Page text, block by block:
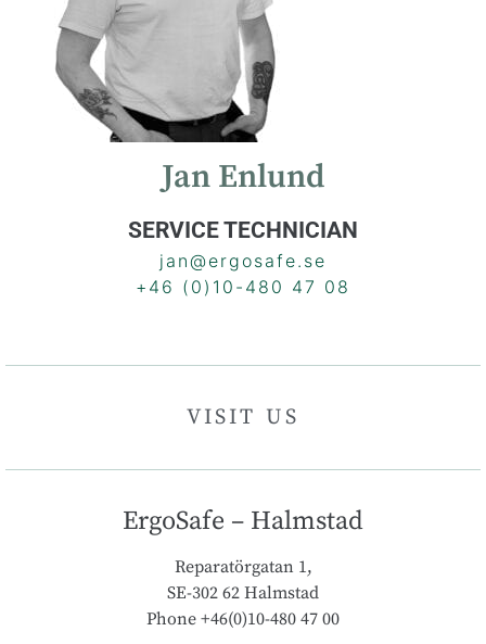
Jan Enlund
SERVICE TECHNICIAN
jan@ergosafe.se
+46 (0)10-480 47 08
VISIT US
ErgoSafe – Halmstad
Reparatörgatan 1,
SE-302 62 Halmstad
Phone +46(0)10-480 47 00